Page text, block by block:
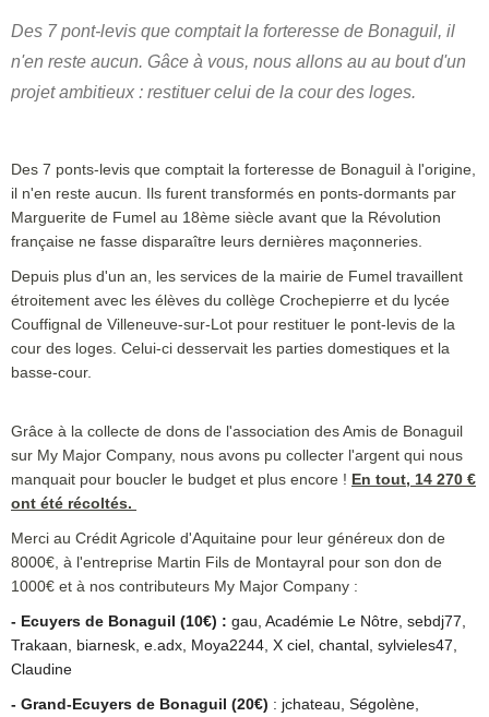
Des 7 pont-levis que comptait la forteresse de Bonaguil, il
n'en reste aucun. Gâce à vous, nous allons au au bout d'un
projet ambitieux : restituer celui de la cour des loges.
Des 7 ponts-levis que comptait la forteresse de Bonaguil à l'origine,
il n'en reste aucun. Ils furent transformés en ponts-dormants par
Marguerite de Fumel au 18ème siècle avant que la Révolution
française ne fasse disparaître leurs dernières maçonneries.
Depuis plus d'un an, les services de la mairie de Fumel travaillent
étroitement avec les élèves du collège Crochepierre et du lycée
Couffignal de Villeneuve-sur-Lot pour restituer le pont-levis de la
cour des loges. Celui-ci desservait les parties domestiques et la
basse-cour.
Grâce à la collecte de dons de l'association des Amis de Bonaguil
sur My Major Company, nous avons pu collecter l'argent qui nous
manquait pour boucler le budget et plus encore ! En tout, 14 270 €
ont été récoltés.
Merci au Crédit Agricole d'Aquitaine pour leur généreux don de
8000€, à l'entreprise Martin Fils de Montayral pour son don de
1000€ et à nos contributeurs My Major Company :
- Ecuyers de Bonaguil (10€) : gau, Académie Le Nôtre, sebdj77,
Trakaan, biarnesk, e.adx, Moya2244, X ciel, chantal, sylvieles47,
Claudine
- Grand-Ecuyers de Bonaguil (20€) : jchateau, Ségolène,